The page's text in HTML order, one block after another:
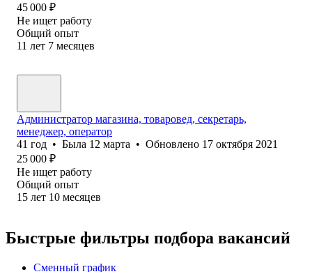
45 000 ₽
Не ищет работу
Общий опыт
11 лет 7 месяцев
Администратор магазина, товаровед, секретарь,
менеджер, оператор
41 год • Была 12 марта • Обновлено 17 октября 2021
25 000 ₽
Не ищет работу
Общий опыт
15 лет 10 месяцев
Быстрые фильтры подбора вакансий
Сменный график